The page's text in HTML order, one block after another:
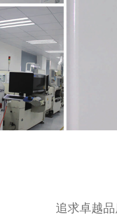
追求卓越